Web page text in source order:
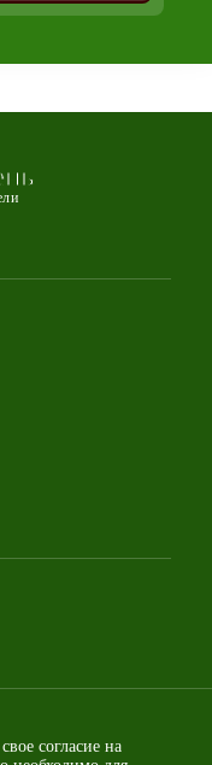
согласие на